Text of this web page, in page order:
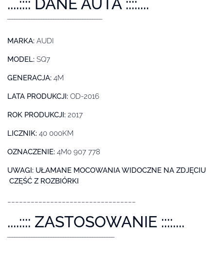
‾‾‾‾‾‾‾‾‾‾‾‾‾‾‾‾‾‾‾‾‾‾‾‾‾‾‾‾‾‾‾‾‾‾‾‾‾‾‾
MARKA: AUDI
MODEL: SQ7
GENERACJA: 4M
LATA PRODUKCJI: OD-2016
ROK PRODUKCJI: 2017
LICZNIK: 40 000KM
OZNACZENIE: 4M0 907 778
UWAGI: UŁAMANE MOCOWANIA WIDOCZNE NA ZDJĘCIU
CZĘŚĆ Z ROZBIÓRKI
....:::: ZASTOSOWANIE ::::....
‾‾‾‾‾‾‾‾‾‾‾‾‾‾‾‾‾‾‾‾‾‾‾‾‾‾‾‾‾‾‾‾‾‾‾‾‾‾‾‾‾‾‾‾